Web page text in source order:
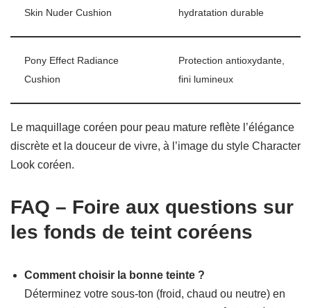
Skin Nuder Cushion
hydratation durable
Pony Effect Radiance
Cushion
Protection antioxydante,
fini lumineux
Le maquillage coréen pour peau mature reflète l’élégance
discrète et la douceur de vivre, à l’image du style Character
Look coréen.
FAQ – Foire aux questions sur
les fonds de teint coréens
Comment choisir la bonne teinte ?
Déterminez votre sous-ton (froid, chaud ou neutre) en